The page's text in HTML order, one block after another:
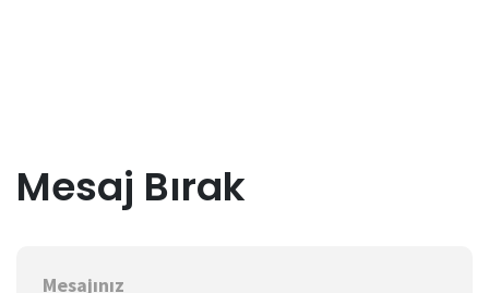
Mesaj Bırak